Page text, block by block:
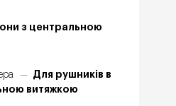
з центральною
—
Для рушників в
витяжкою